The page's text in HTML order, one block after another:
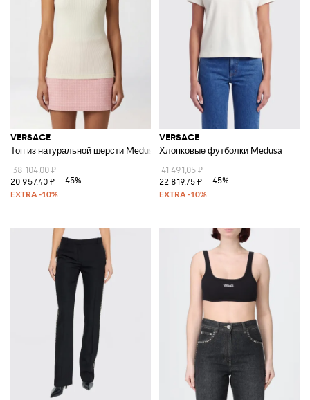
VERSACE
Топ из натуральной шерсти Medusa
38 104,00 ₽
20 957,40 ₽
-45%
VERSACE
Хлопковые футболки Medusa
41 491,05 ₽
22 819,75 ₽
-45%